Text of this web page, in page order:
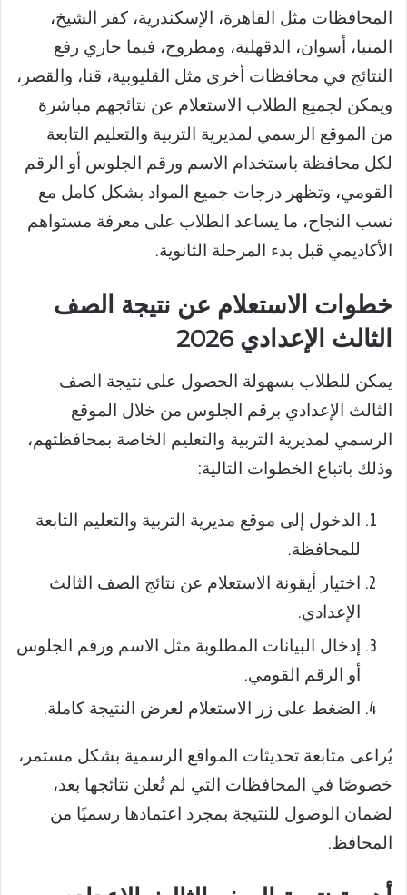
المحافظات مثل القاهرة، الإسكندرية، كفر الشيخ،
المنيا، أسوان، الدقهلية، ومطروح، فيما جاري رفع
النتائج في محافظات أخرى مثل القليوبية، قنا، والقصر،
ويمكن لجميع الطلاب الاستعلام عن نتائجهم مباشرة
من الموقع الرسمي لمديرية التربية والتعليم التابعة
لكل محافظة باستخدام الاسم ورقم الجلوس أو الرقم
القومي، وتظهر درجات جميع المواد بشكل كامل مع
نسب النجاح، ما يساعد الطلاب على معرفة مستواهم
الأكاديمي قبل بدء المرحلة الثانوية.
خطوات الاستعلام عن نتيجة الصف
الثالث الإعدادي 2026
يمكن للطلاب بسهولة الحصول على نتيجة الصف
الثالث الإعدادي برقم الجلوس من خلال الموقع
الرسمي لمديرية التربية والتعليم الخاصة بمحافظتهم،
وذلك باتباع الخطوات التالية:
الدخول إلى موقع مديرية التربية والتعليم التابعة
للمحافظة.
اختيار أيقونة الاستعلام عن نتائج الصف الثالث
الإعدادي.
إدخال البيانات المطلوبة مثل الاسم ورقم الجلوس
أو الرقم القومي.
الضغط على زر الاستعلام لعرض النتيجة كاملة.
يُراعى متابعة تحديثات المواقع الرسمية بشكل مستمر،
خصوصًا في المحافظات التي لم تُعلن نتائجها بعد،
لضمان الوصول للنتيجة بمجرد اعتمادها رسميًا من
المحافظ.